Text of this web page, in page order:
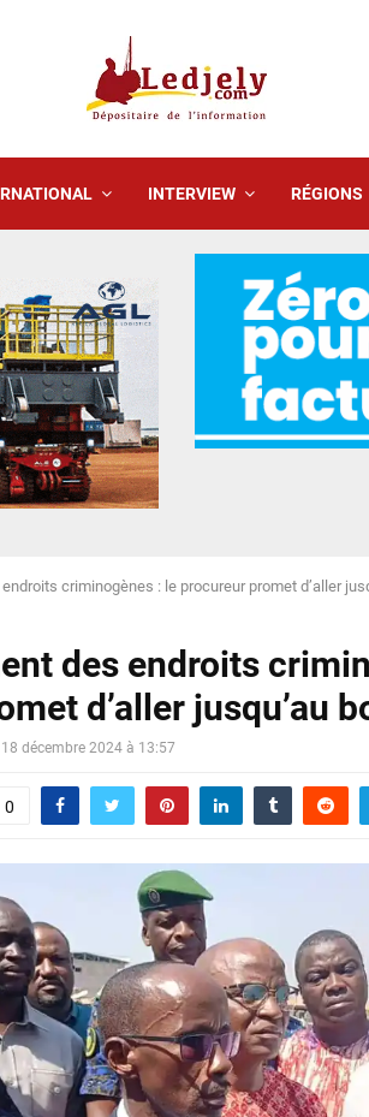
INTERVIEW RÉGIONS
criminogènes : le procureur promet d’aller
des endroits
d’aller jusqu’au
décembre 2024 à 13:57
0